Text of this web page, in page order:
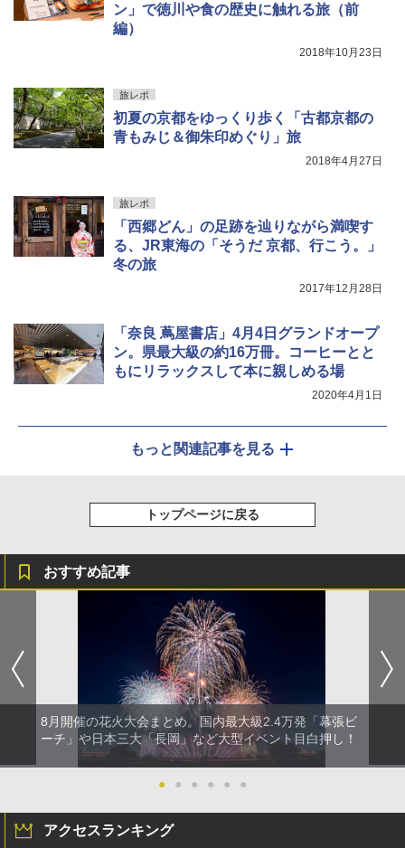
ン」で徳川や食の歴史に触れる旅（前
編）
2018年10月23日
旅レポ
初夏の京都をゆっくり歩く「古都京都の
青もみじ＆御朱印めぐり」旅
2018年4月27日
旅レポ
「西郷どん」の足跡を辿りながら満喫す
る、JR東海の「そうだ 京都、行こう。」
冬の旅
2017年12月28日
「奈良 蔦屋書店」4月4日グランドオープ
ン。県最大級の約16万冊。コーヒーとと
もにリラックスして本に親しめる場
2020年4月1日
もっと関連記事を見る
トップページに戻る
おすすめ記事
8月開催の花火大会まとめ。国内最大級2.4万発「幕張ビ
ーチ」や日本三大「長岡」など大型イベント目白押し！
● ● ● ● ● ●
アクセスランキング